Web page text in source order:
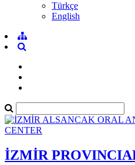
Türkçe
English
İZMİR